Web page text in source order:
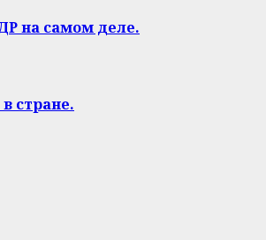
на самом деле.
стране.